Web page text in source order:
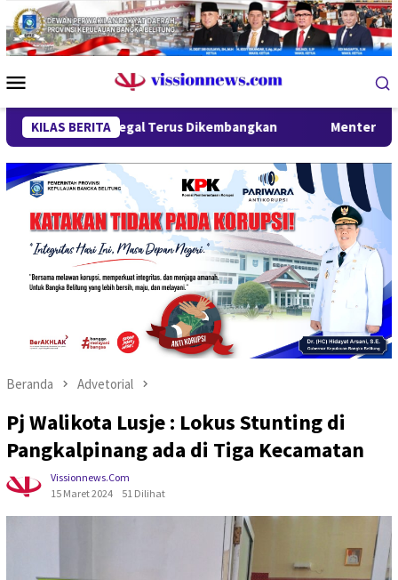
Loncat
ke
konten
Mobile
KILAS BERITA
Ilegal Terus Dikembangkan Menteri Wihaji Kunjungi
Beranda Advetorial
Pj Walikota Lusje : Lokus Stunting di
Pangkalpinang ada di Tiga Kecamatan
Vissionnews.com
15 Maret 2024
51 Dilihat